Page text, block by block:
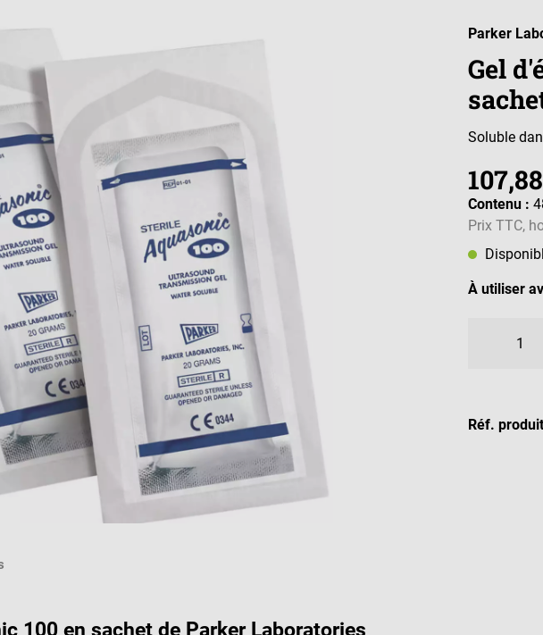
Parker
Gel
Soluble
Contenu :
Prix TTC,
À utiliser
Réf.
100 en sachet de Parker Laboratories